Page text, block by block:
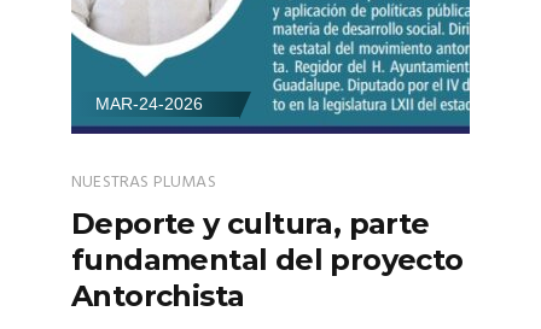
MAR-24-2026
NUESTRAS PLUMAS
Deporte y cultura, parte
fundamental del proyecto
Antorchista